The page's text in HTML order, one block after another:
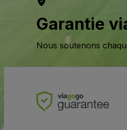
Garantie
Nous soutenons